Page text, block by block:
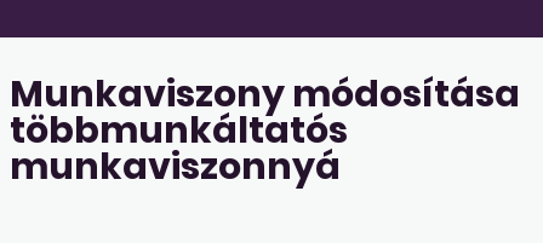
Munkaviszony módosítása
többmunkáltatós
munkaviszonnyá